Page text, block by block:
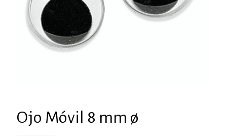
Ojo Móvil 8 mm ø